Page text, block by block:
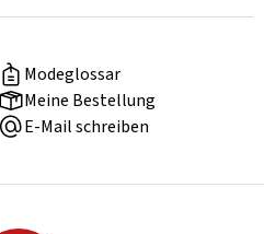
Modeglossar
Meine Bestellung
E-Mail schreiben